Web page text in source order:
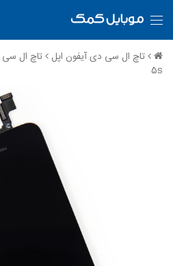
تاچ ال سی دی آیفون اپل
5s